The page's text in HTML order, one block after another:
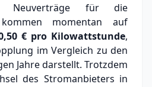
Neuverträge für die
momentan auf
€ pro Kilowattstunde,
im Vergleich zu den
Jahre darstellt. Trotzdem
des Stromanbieters in